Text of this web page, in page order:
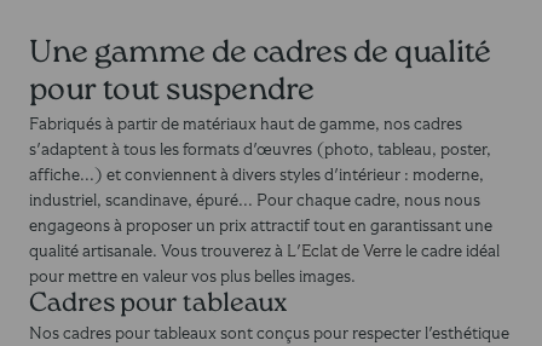
Une gamme de cadres de qualité
pour tout suspendre
Fabriqués à partir de matériaux haut de gamme, nos cadres
s'adaptent à tous les formats d'œuvres (photo, tableau, poster,
affiche...) et conviennent à divers styles d'intérieur : moderne,
industriel, scandinave, épuré... Pour chaque cadre, nous nous
engageons à proposer un prix attractif tout en garantissant une
qualité artisanale. Vous trouverez à L'Eclat de Verre le cadre idéal
pour mettre en valeur vos plus belles images.
Cadres pour tableaux
Nos cadres pour tableaux sont conçus pour respecter l'esthétique